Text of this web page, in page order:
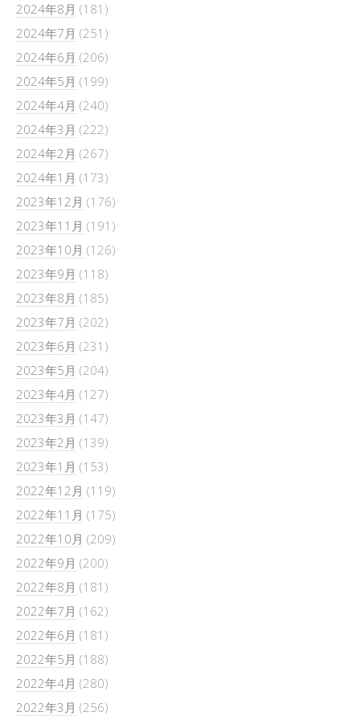
2024年8月 (181)
2024年7月 (251)
2024年6月 (206)
2024年5月 (199)
2024年4月 (240)
2024年3月 (222)
2024年2月 (267)
2024年1月 (173)
2023年12月 (176)
2023年11月 (191)
2023年10月 (126)
2023年9月 (118)
2023年8月 (185)
2023年7月 (202)
2023年6月 (231)
2023年5月 (204)
2023年4月 (127)
2023年3月 (147)
2023年2月 (139)
2023年1月 (153)
2022年12月 (119)
2022年11月 (175)
2022年10月 (209)
2022年9月 (200)
2022年8月 (181)
2022年7月 (162)
2022年6月 (181)
2022年5月 (188)
2022年4月 (280)
2022年3月 (256)